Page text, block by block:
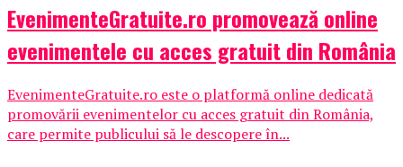
EvenimenteGratuite.ro promovează online
evenimentele cu acces gratuit din România
EvenimenteGratuite.ro este o platformă online dedicată
promovării evenimentelor cu acces gratuit din România,
care permite publicului să le descopere în...